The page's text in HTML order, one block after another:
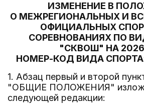
ИЗМЕНЕНИЕ В
О МЕЖРЕГИОНАЛЬНЫХ И
ОФИЦИАЛЬНЫХ
СОРЕВНОВАНИЯХ ПО
"СКВОШ" НА
НОМЕР-КОД ВИДА СПОРТА:
1. Абзац первый и второй
"ОБЩИЕ ПОЛОЖЕНИЯ"
следующей редакции: